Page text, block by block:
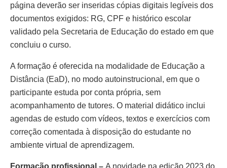
página deverão ser inseridas cópias digitais legíveis dos
documentos exigidos: RG, CPF e histórico escolar
validado pela Secretaria de Educação do estado em que
concluiu o curso.
A formação é oferecida na modalidade de Educação a
Distância (EaD), no modo autoinstrucional, em que o
participante estuda por conta própria, sem
acompanhamento de tutores. O material didático inclui
agendas de estudo com vídeos, textos e exercícios com
correção comentada à disposição do estudante no
ambiente virtual de aprendizagem.